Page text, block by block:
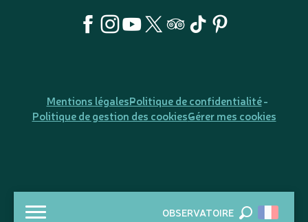
OBSERVATOIRE
Mentions légalesPolitique de confidentialité
Politique de gestion des cookiesGérer mes cookies